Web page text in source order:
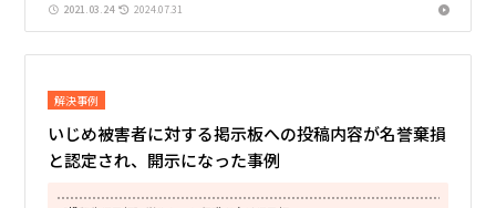
2021.03.24 2024.07.31
解決事例
いじめ被害者に対する掲示板への投稿内容が名誉棄損
と認定され、開示になった事例